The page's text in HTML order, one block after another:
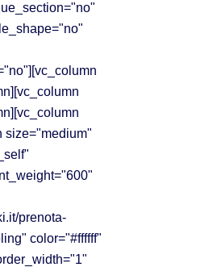
size="medium"
prenota-
color="#ffffff"